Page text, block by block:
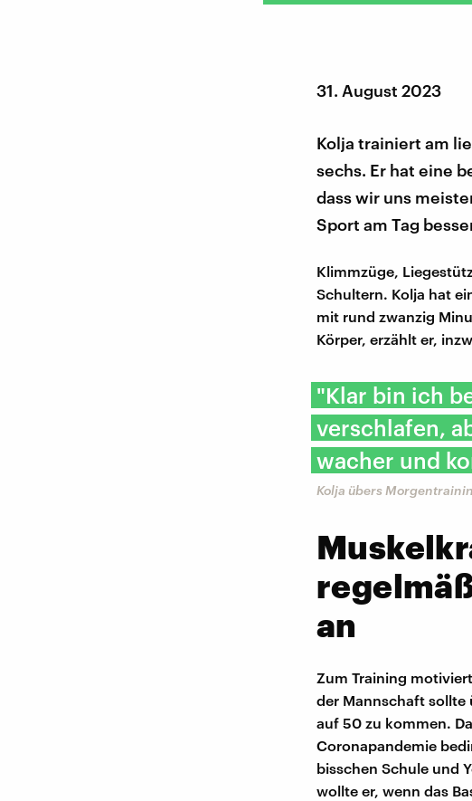
31. August 2023
Kolja trainiert am
sechs. Er hat eine
dass wir uns
Sport am Tag
Klimmzüge,
Schultern. Kolja hat
mit rund zwanzig
Körper, erzählt er,
"Klar bin ich
verschlafen,
wacher und
Kolja übers
an
Zum Training
der Mannschaft sollte
auf 50 zu kommen.
Coronapandemie
bisschen Schule und
wollte er, wenn das